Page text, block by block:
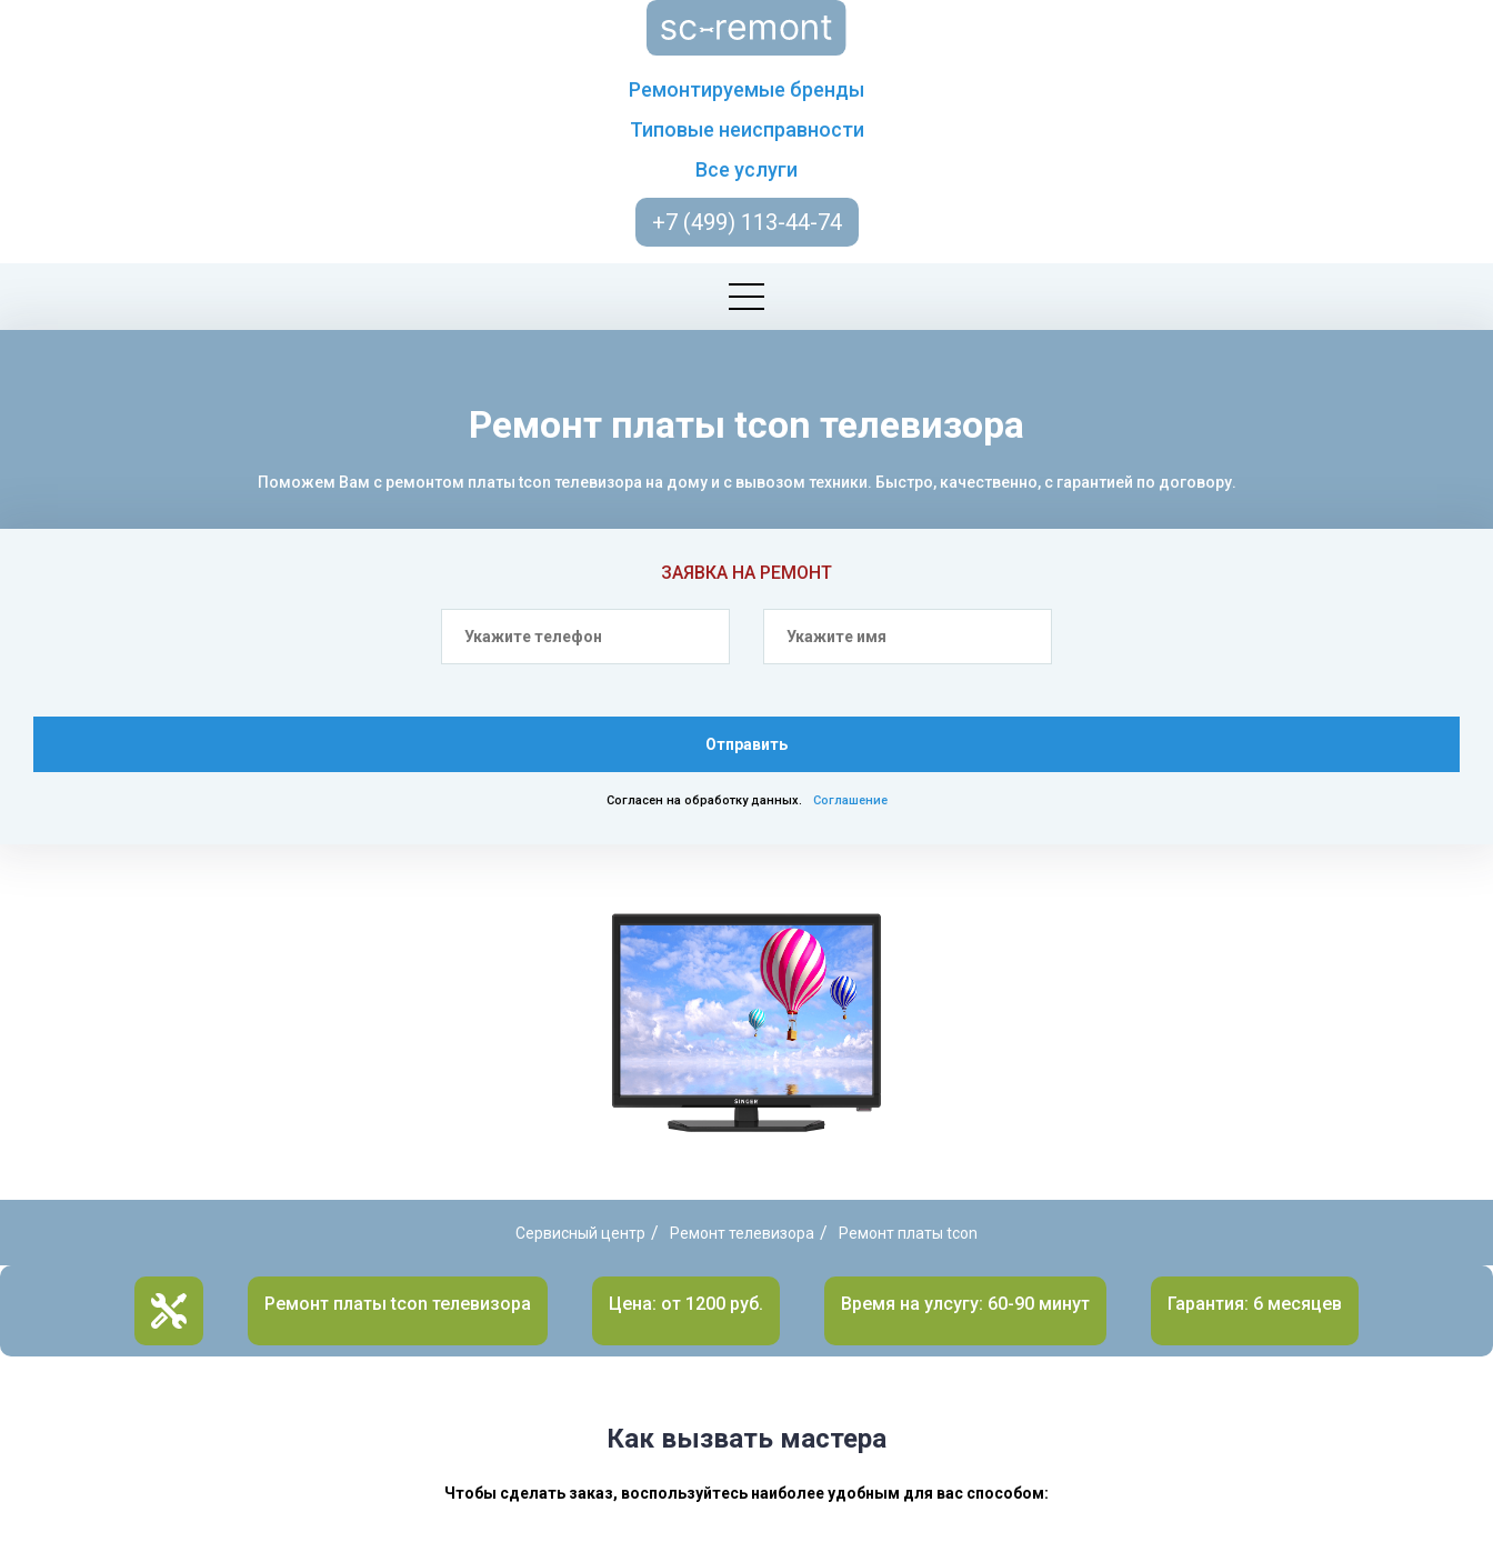
Ремонтируемые бренды
Типовые неисправности
Все услуги
+7 (499) 113-44-74
ЗАЯВКА НА РЕМОНТ
Отправить
Согласен на обработку данных. Соглашение
Ремонт платы tcon телевизора
Поможем Вам с ремонтом платы tcon телевизора на дому и с вывозом техники. Быстро, качественно, с гарантией по договору.
Сервисный центр / Ремонт телевизора / Ремонт платы tcon
Ремонт платы tcon телевизора Цена: от 1200 руб. Время на улсугу: 60-90 минут Гарантия: 6 месяцев
Как вызвать мастера
Чтобы сделать заказ, воспользуйтесь наиболее удобным для вас способом: